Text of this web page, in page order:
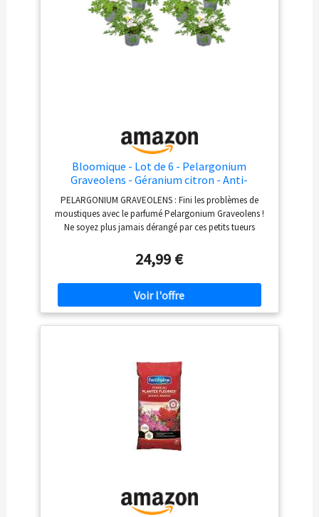
Bloomique - Lot de 6 - Pelargonium
Graveolens - Géranium citron - Anti-
moustique - Parfumé - Plantes de jardin -
Hauteur 15-30 cm - Pot 10,5 cm
PELARGONIUM GRAVEOLENS : Fini les problèmes de
moustiques avec le parfumé Pelargonium Graveolens !
Ne soyez plus jamais dérangé par ces petits tueurs
ANTI-MOUSTIQUE : Grâce aux propriétés parfumées de
cette plante, vous ne serez plus dérangé par les
moustiques GÉRANIUM : Cette plante facile d'Afrique du
Sud est une véritable fleur d'été aux belles couleurs !
ENTRETIEN : Je demande peu d'entretien, donnez-moi
haut. Notre emballage spécial protège la plante
pendant son transport vers vous !
24,99 €